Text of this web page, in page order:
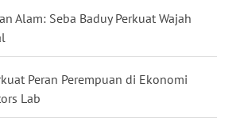
Alam: Seba Baduy Perkuat Wajah
Peran Perempuan di Ekonomi
Lab